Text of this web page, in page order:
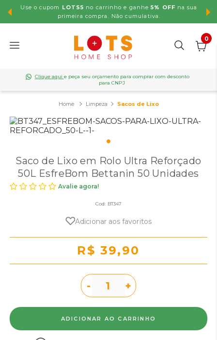
Use o cupom LOTS5 no carrinho e ganhe5% OFF na sua
primeira compra. Não cumulativa.
0
Clique aqui e peça seu orçamento para comprar com desconto
para CNPJ
Limpeza Sacos de Lixo
Saco de Lixo em Rolo Ultra Reforçado
50L EsfreBom Bettanin 50 Unidades
Avalie agora!
Cod: BT347
Adicionar aos favoritos
R$ 39,90
- +